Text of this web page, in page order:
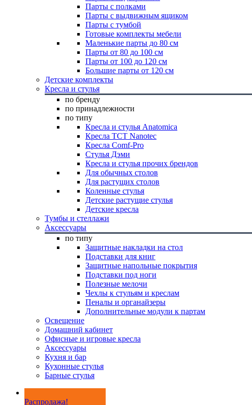
Парты с полками
Парты с выдвижным ящиком
Парты с тумбой
Готовые комплекты мебели
Маленькие парты до 80 см
Парты от 80 до 100 см
Парты от 100 до 120 см
Большие парты от 120 см
Детские комплекты
Кресла и стулья
по бренду
по принадлежности
по типу
Кресла и стулья Anatomica
Кресла TCT Nanotec
Кресла Comf-Pro
Стулья Дэми
Кресла и стулья прочих брендов
Для обычных столов
Для растущих столов
Коленные стулья
Детские растущие стулья
Детские кресла
Тумбы и стеллажи
Аксессуары
по типу
Защитные накладки на стол
Подставки для книг
Защитные напольные покрытия
Подставки под ноги
Полезные мелочи
Чехлы к стульям и креслам
Пеналы и органайзеры
Дополнительные модули к партам
Освещение
Домашний кабинет
Офисные и игровые кресла
Аксессуары
Кухня и бар
Кухонные стулья
Барные стулья
Распродажа!